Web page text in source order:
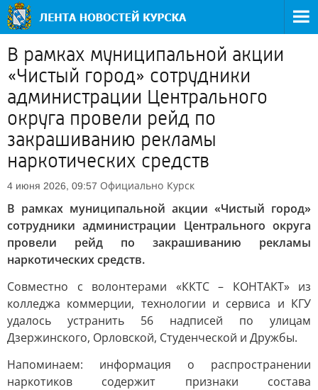
В рамках муниципальной акции
«Чистый город» сотрудники
администрации Центрального
округа провели рейд по
закрашиванию рекламы
наркотических средств
4 июня 2026, 09:57 Официально Курск
В рамках муниципальной акции «Чистый город»
сотрудники администрации Центрального округа
провели рейд по закрашиванию рекламы
наркотических средств.
Совместно с волонтерами «ККТС – КОНТАКТ» из
колледжа коммерции, технологии и сервиса и КГУ
удалось устранить 56 надписей по улицам
Дзержинского, Орловской, Студенческой и Дружбы.
Напоминаем: информация о распространении
наркотиков содержит признаки состава